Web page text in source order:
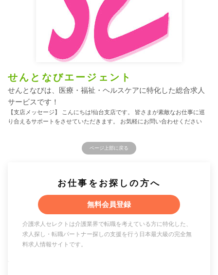
せんとなびエージェント
せんとなびは、医療・福祉・ヘルスケアに特化した総合求人
サービスです！
【支店メッセージ】 こんにちは!仙台支店です。 皆さまが素敵なお仕事に巡
り合えるサポートをさせていただきます。 お気軽にお問い合わせください
ページ上部に戻る
お仕事をお探しの方へ
無料会員登録
介護求人セレクトは介護業界で転職を考えている方に特化した、
求人探し・転職パートナー探しの支援を行う日本最大級の完全無
料求人情報サイトです。